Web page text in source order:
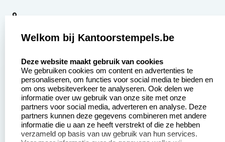
9
Aanvraag op maat
Betaling &
Verzending
Wederverkoper
worden
Contact opnemen
Veel gestelde vragen
Retourneren
Herroepingsrecht
Welkom bij Kantoorstempels.be
Deze website maakt gebruik van cookies
We gebruiken cookies om content en advertenties te
personaliseren, om functies voor social media te bieden en
om ons websiteverkeer te analyseren. Ook delen we
informatie over uw gebruik van onze site met onze
partners voor social media, adverteren en analyse. Deze
partners kunnen deze gegevens combineren met andere
informatie die u aan ze heeft verstrekt of die ze hebben
verzameld op basis van uw gebruik van hun services.